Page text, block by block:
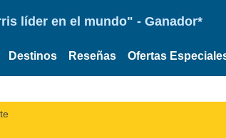
líder en el mundo" - Ganador*
Destinos Reseñas Ofertas